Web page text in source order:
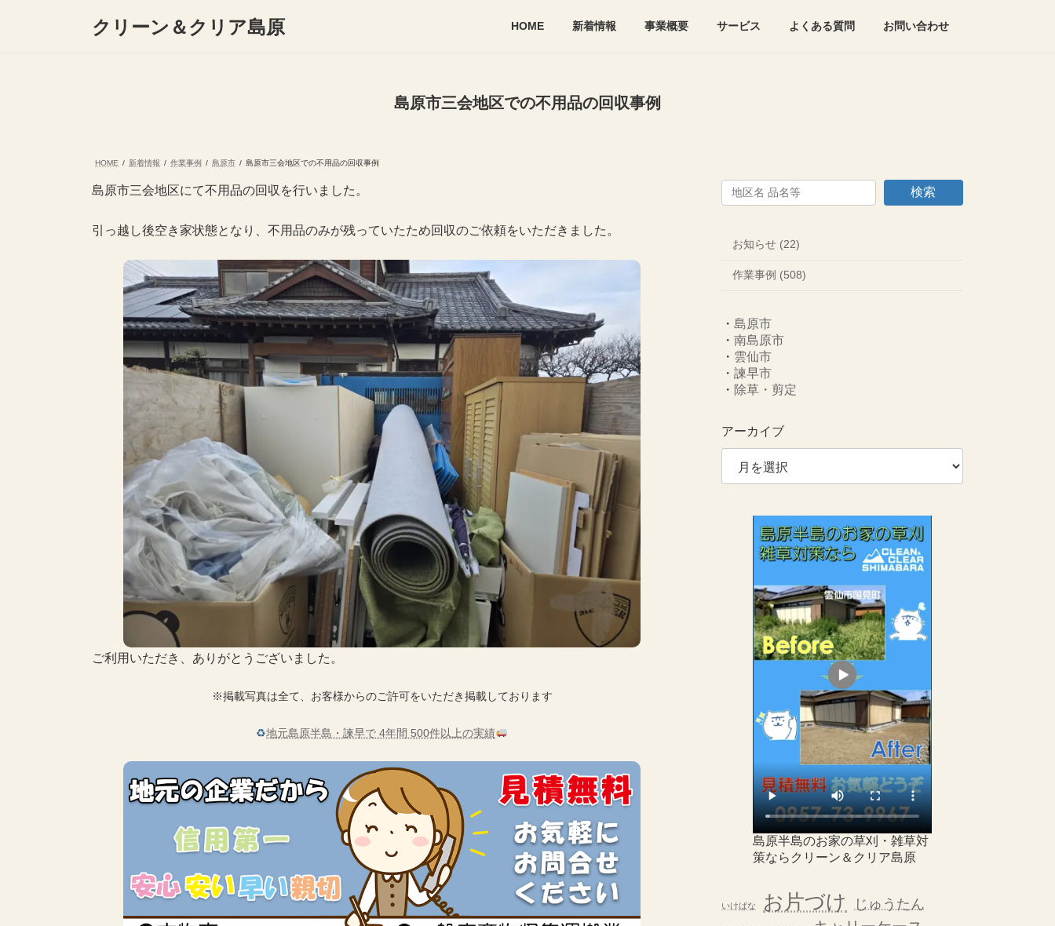
クリーン＆クリア島原 HOME 新着情報 事業概要 サービス よくある質問 お問い合わせ
島原市三会地区での不用品の回収事例
HOME 新着情報 作業事例 島原市 島原市三会地区での不用品の回収事例
島原市三会地区にて不用品の回収を行いました。
引っ越し後空き家状態となり、不用品のみが残っていたため回収のご依頼をいただきました。
ご利用いただき、ありがとうございました。
※掲載写真は全て、お客様からのご許可をいただき掲載しております
♻地元島原半島・諫早で 4年間 500件以上の実績
検索
お知らせ (22)
作業事例 (508)
・島原市
・南島原市
・ 雲仙市
・諫早市
・ 除草・剪定
アーカイブ
島原半島のお家の草刈・雑草対
策ならクリーン＆クリア島原
いけばな お片づけ じゅうたん